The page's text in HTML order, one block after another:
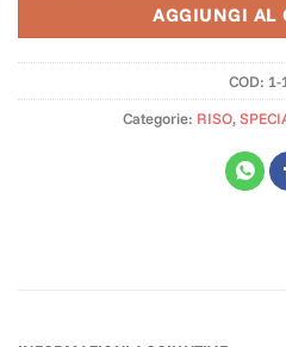
AGGIUNGI AL
COD: 1-
Categorie: RISO,